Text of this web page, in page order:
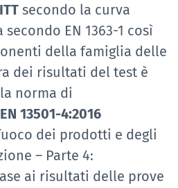
secondo la curva
EN 1363-1 così
della famiglia delle
dei risultati del test è
norma di
13501-4:2016
dei prodotti e degli
– Parte 4:
ai risultati delle prove